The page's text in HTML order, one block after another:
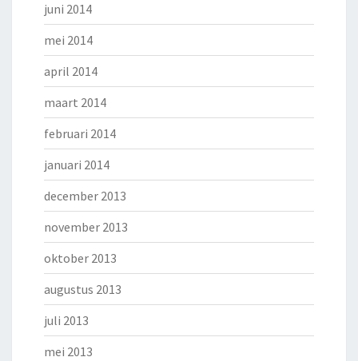
juni 2014
mei 2014
april 2014
maart 2014
februari 2014
januari 2014
december 2013
november 2013
oktober 2013
augustus 2013
juli 2013
mei 2013